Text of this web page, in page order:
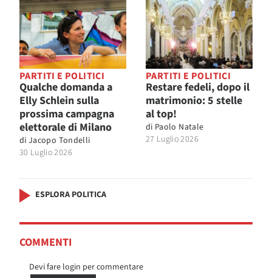
PARTITI E POLITICI
Qualche domanda a
Elly Schlein sulla
prossima campagna
elettorale di Milano
di Jacopo Tondelli
30 Luglio 2026
PARTITI E POLITICI
Restare fedeli, dopo il
matrimonio: 5 stelle
al top!
di Paolo Natale
27 Luglio 2026
ESPLORA POLITICA
COMMENTI
Devi fare login per commentare